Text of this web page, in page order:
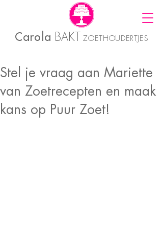
Carola BAKT ZOETHOUDERTJES
Stel je vraag aan Mariette
van Zoetrecepten en maak
kans op Puur Zoet!